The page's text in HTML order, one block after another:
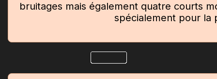
bruitages mais également quatre courts
spécialement pour la